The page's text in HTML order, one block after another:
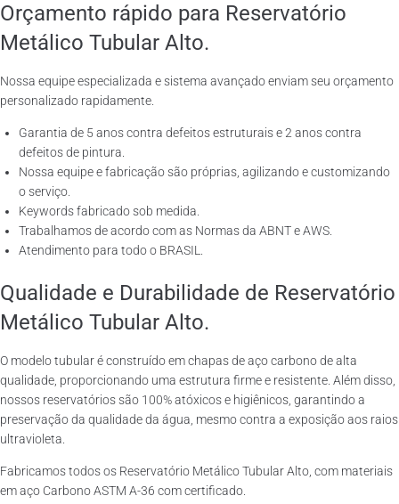
Orçamento rápido para Reservatório
Metálico Tubular Alto.
Nossa equipe especializada e sistema avançado enviam seu orçamento
personalizado rapidamente.
Garantia de 5 anos contra defeitos estruturais e 2 anos contra
defeitos de pintura.
Nossa equipe e fabricação são próprias, agilizando e customizando
o serviço.
Keywords fabricado sob medida.
Trabalhamos de acordo com as Normas da ABNT e AWS.
Atendimento para todo o BRASIL.
Qualidade e Durabilidade de Reservatório
Metálico Tubular Alto.
O modelo tubular é construído em chapas de aço carbono de alta
qualidade, proporcionando uma estrutura firme e resistente. Além disso,
nossos reservatórios são 100% atóxicos e higiênicos, garantindo a
preservação da qualidade da água, mesmo contra a exposição aos raios
ultravioleta.
Fabricamos todos os Reservatório Metálico Tubular Alto, com materiais
em aço Carbono ASTM A-36 com certificado.